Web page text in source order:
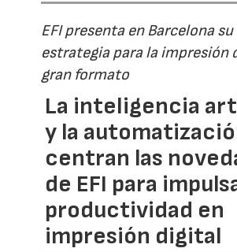
EFI presenta en Barcelona
estrategia para la impresión
gran formato
La inteligencia
y la
centran las
de EFI para
productividad en
impresión digital